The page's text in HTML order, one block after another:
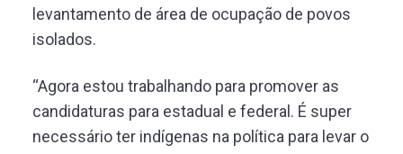
levantamento de área de ocupação de povos
isolados.
“Agora estou trabalhando para promover as
candidaturas para estadual e federal. É super
necessário ter indígenas na política para levar o